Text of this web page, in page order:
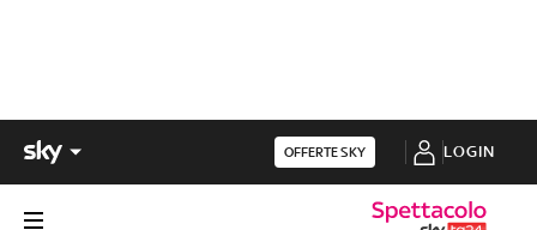
OFFERTE SKY LOGIN